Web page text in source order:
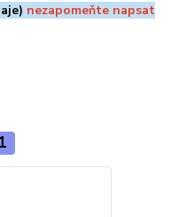
nezapomeňte napsat
1